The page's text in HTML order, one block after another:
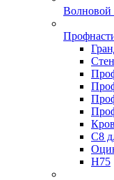
Волновой
С8
Н75